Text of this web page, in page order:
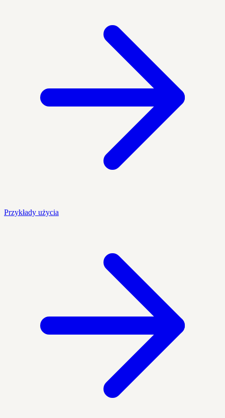
Przykłady użycia